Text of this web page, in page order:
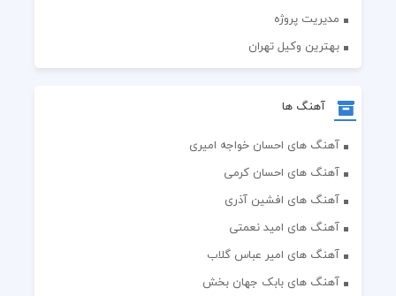
مدیریت پروژه
بهترین وکیل تهران
آهنگ ها
آهنگ های احسان خواجه امیری
آهنگ های احسان کرمی
آهنگ های افشین آذری
آهنگ های امید نعمتی
آهنگ های امیر عباس گلاب
آهنگ های بابک جهان بخش